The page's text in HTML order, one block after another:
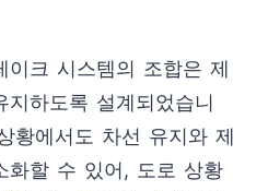
이크 시스템의 조합은 제
하도록 설계되었습니
황에서도 차선 유지와 제
화할 수 있어, 도로 상황